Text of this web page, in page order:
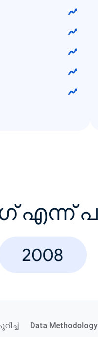
2008
Data Methodology